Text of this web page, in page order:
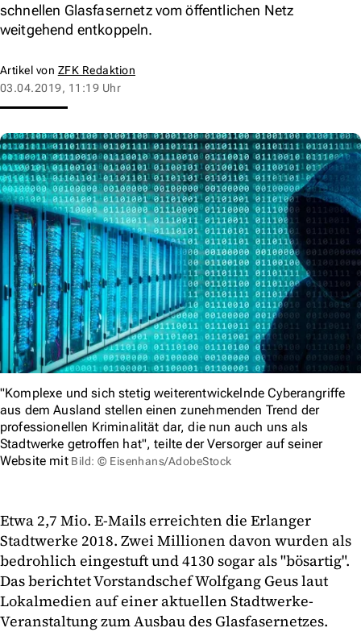
schnellen Glasfasernetz vom öffentlichen Netz
weitgehend entkoppeln.
Artikel von ZFK Redaktion
03.04.2019, 11:19 Uhr
"Komplexe und sich stetig weiterentwickelnde Cyberangriffe
aus dem Ausland stellen einen zunehmenden Trend der
professionellen Kriminalität dar, die nun auch uns als
Stadtwerke getroffen hat", teilte der Versorger auf seiner
Website mit Bild: © Eisenhans/AdobeStock
Etwa 2,7 Mio. E-Mails erreichten die Erlanger
Stadtwerke 2018. Zwei Millionen davon wurden als
bedrohlich eingestuft und 4130 sogar als "bösartig".
Das berichtet Vorstandschef Wolfgang Geus laut
Lokalmedien auf einer aktuellen Stadtwerke-
Veranstaltung zum Ausbau des Glasfasernetzes.